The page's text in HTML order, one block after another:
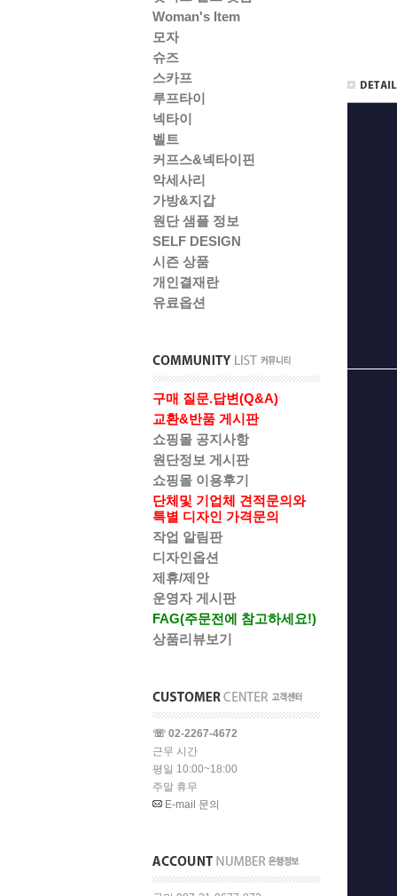
Woman's Item
모자
슈즈
스카프
루프타이
넥타이
벨트
커프스&넥타이핀
악세사리
가방&지갑
원단 샘플 정보
SELF DESIGN
시즌 상품
개인결재란
유료옵션
구매 질문.답변(Q&A)
교환&반품 게시판
쇼핑몰 공지사항
원단정보 게시판
쇼핑몰 이용후기
단체및 기업체 견적문의와
특별 디자인 가격문의
작업 알림판
디자인옵션
제휴/제안
운영자 게시판
FAG(주문전에 참고하세요!)
상품리뷰보기
☏ 02-2267-4672
근무 시간
평일 10:00~18:00
주말 휴무
E-mail 문의